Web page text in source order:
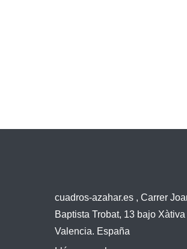
cuadros-azahar.es , Carrer
Baptista Trobat, 13 bajo Xàtiva
Valencia. España